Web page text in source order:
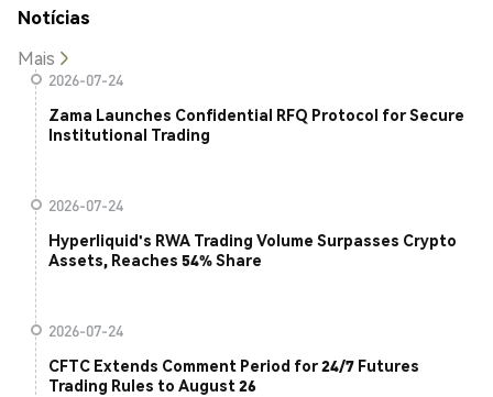
Notícias
Mais
2026-07-24
Zama Launches Confidential RFQ Protocol for Secure
Institutional Trading
2026-07-24
Hyperliquid's RWA Trading Volume Surpasses Crypto
Assets, Reaches 54% Share
2026-07-24
CFTC Extends Comment Period for 24/7 Futures
Trading Rules to August 26